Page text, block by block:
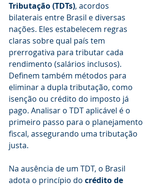
Tributação (TDTs), acordos
bilaterais entre Brasil e diversas
nações. Eles estabelecem regras
claras sobre qual país tem
prerrogativa para tributar cada
rendimento (salários inclusos).
Definem também métodos para
eliminar a dupla tributação, como
isenção ou crédito do imposto já
pago. Analisar o TDT aplicável é o
primeiro passo para o planejamento
fiscal, assegurando uma tributação
justa.
Na ausência de um TDT, o Brasil
adota o princípio do crédito de